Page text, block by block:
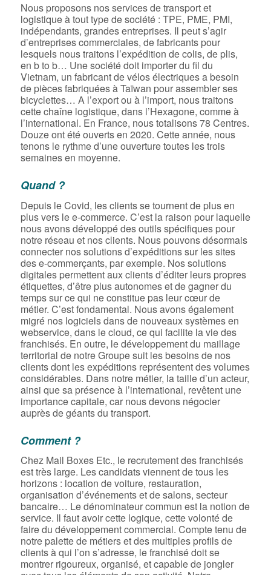
Nous proposons nos services de transport et
logistique à tout type de société : TPE, PME, PMI,
indépendants, grandes entreprises. Il peut s’agir
d’entreprises commerciales, de fabricants pour
lesquels nous traitons l’expédition de colis, de plis,
en b to b… Une société doit importer du fil du
Vietnam, un fabricant de vélos électriques a besoin
de pièces fabriquées à Taïwan pour assembler ses
bicyclettes… A l’export ou à l’import, nous traitons
cette chaîne logistique, dans l’Hexagone, comme à
l’international. En France, nous totalisons 78 Centres.
Douze ont été ouverts en 2020. Cette année, nous
tenons le rythme d’une ouverture toutes les trois
semaines en moyenne.
Quand ?
Depuis le Covid, les clients se tournent de plus en
plus vers le e-commerce. C’est la raison pour laquelle
nous avons développé des outils spécifiques pour
notre réseau et nos clients. Nous pouvons désormais
connecter nos solutions d’expéditions sur les sites
des e-commerçants, par exemple. Nos solutions
digitales permettent aux clients d’éditer leurs propres
étiquettes, d’être plus autonomes et de gagner du
temps sur ce qui ne constitue pas leur cœur de
métier. C’est fondamental. Nous avons également
migré nos logiciels dans de nouveaux systèmes en
webservice, dans le cloud, ce qui facilite la vie des
franchisés. En outre, le développement du maillage
territorial de notre Groupe suit les besoins de nos
clients dont les expéditions représentent des volumes
considérables. Dans notre métier, la taille d’un acteur,
ainsi que sa présence à l’international, revêtent une
importance capitale, car nous devons négocier
auprès de géants du transport.
Comment ?
Chez Mail Boxes Etc., le recrutement des franchisés
est très large. Les candidats viennent de tous les
horizons : location de voiture, restauration,
organisation d’événements et de salons, secteur
bancaire… Le dénominateur commun est la notion de
service. Il faut avoir cette logique, cette volonté de
faire du développement commercial. Compte tenu de
notre palette de métiers et des multiples profils de
clients à qui l’on s’adresse, le franchisé doit se
montrer rigoureux, organisé, et capable de jongler